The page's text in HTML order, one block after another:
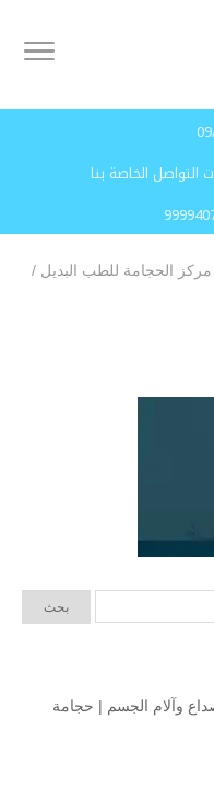
الخاصة بنا
الحجامة للطب البديل /
وآلام الجسم | حجامة